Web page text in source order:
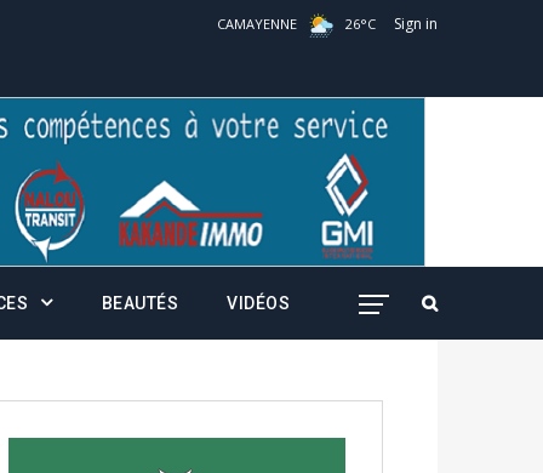
CAMAYENNE 26°C Sign in
BEAUTÉS VIDÉOS